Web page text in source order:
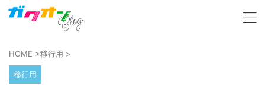
HOME >移行用 >
移行用